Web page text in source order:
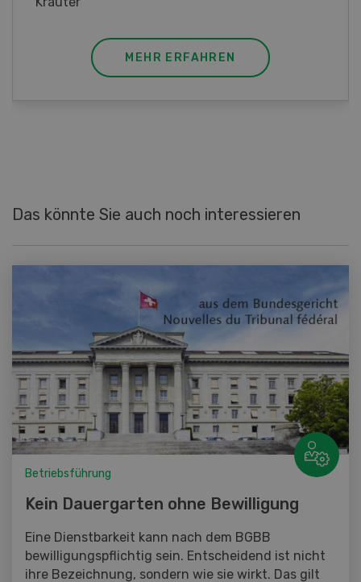
MEHR ERFAHREN
Das könnte Sie auch noch interessieren
Betriebsführung
Kein Dauergarten ohne Bewilligung
Eine Dienstbarkeit kann nach dem BGBB
bewilligungspflichtig sein. Entscheidend ist nicht
ihre Bezeichnung, sondern wie sie wirkt. Das gilt